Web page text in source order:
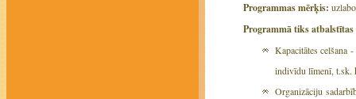
Programmas mērķis:
Programmā tiks
Kapacitātes celšana
indivīdu līmenī, t.sk.
Organizāciju